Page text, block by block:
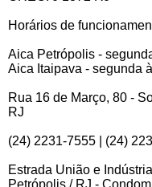
Horários de
Aica Petrópolis -
Aica Itaipava - segunda
Rua 16 de Março, 80 -
RJ
(24) 2231-7555 | (24)
Estrada União e